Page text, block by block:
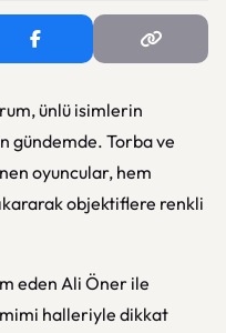
ünlü isimlerin
gündemde. Torba ve
oyuncular, hem
objektiflere renkli
edenAli Öner ile
halleriyle dikkat